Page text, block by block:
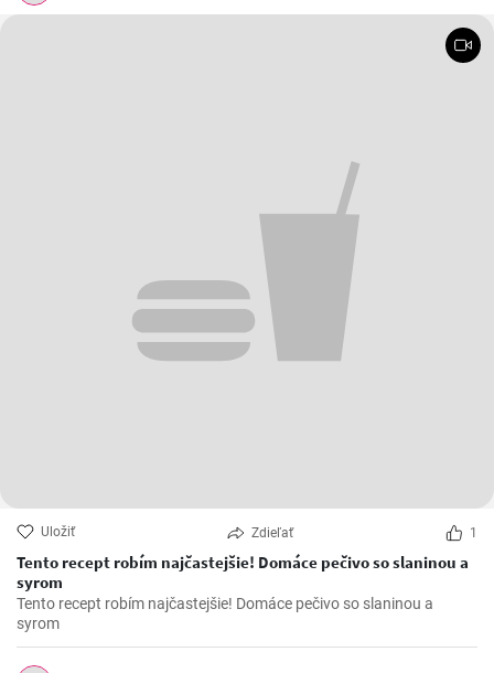
Uložiť Zdieľať 1
Tento recept robím najčastejšie! Domáce pečivo so slaninou a
syrom
Tento recept robím najčastejšie! Domáce pečivo so slaninou a
syrom